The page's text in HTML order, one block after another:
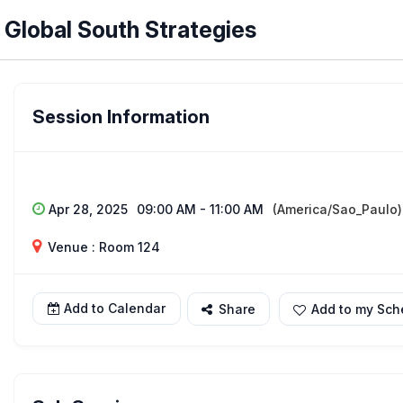
Global South Strategies
Session Information
Apr 28, 2025 09:00 AM - 11:00 AM (America/Sao_Paulo)
Venue : Room 124
Add to Calendar Share Add to my